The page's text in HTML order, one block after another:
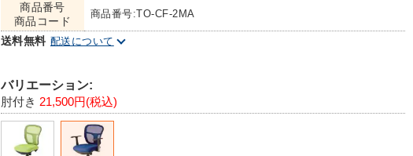
商品番号
商品コード
商品番号:TO-CF-2MA
送料無料 配送について
バリエーション:
肘付き 21,500円(税込)